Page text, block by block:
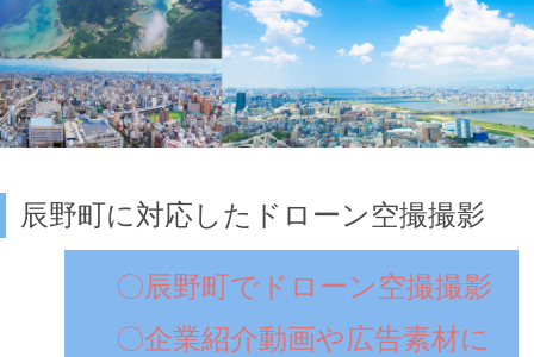
辰野町に対応したドローン空撮撮影
〇辰野町でドローン空撮撮影
〇企業紹介動画や広告素材に